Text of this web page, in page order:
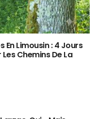
En Limousin : 4 Jours
Chemins De La